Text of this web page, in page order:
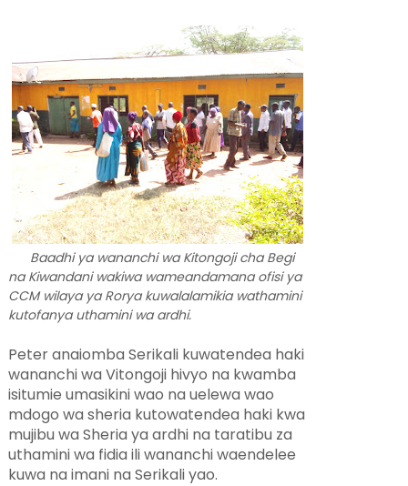
Baadhi ya wananchi wa Kitongoji cha Begi
na Kiwandani wakiwa wameandamana ofisi ya
CCM wilaya ya Rorya kuwalalamikia wathamini
kutofanya uthamini wa ardhi.
Peter anaiomba Serikali kuwatendea haki
wananchi wa Vitongoji hivyo na kwamba
isitumie umasikini wao na uelewa wao
mdogo wa sheria kutowatendea haki kwa
mujibu wa Sheria ya ardhi na taratibu za
uthamini wa fidia ili wananchi waendelee
kuwa na imani na Serikali yao.